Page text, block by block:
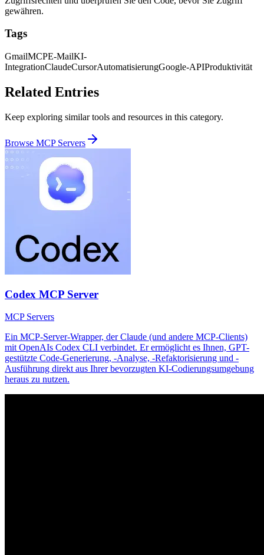
gewähren.
Tags
GmailMCPE-MailKI-
IntegrationClaudeCursorAutomatisierungGoogle-APIProduktivität
Related Entries
Keep exploring similar tools and resources in this category.
Browse MCP Servers
Codex MCP Server
MCP Servers
Ein MCP-Server-Wrapper, der Claude (und andere MCP-Clients)
mit OpenAIs Codex CLI verbindet. Er ermöglicht es Ihnen, GPT-
gestützte Code-Generierung, -Analyse, -Refaktorisierung und -
Ausführung direkt aus Ihrer bevorzugten KI-Codierungsumgebung
heraus zu nutzen.